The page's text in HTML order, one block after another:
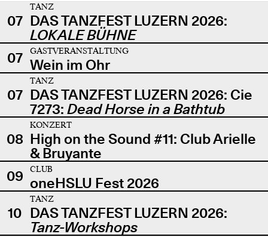
07
TANZ
DAS TANZFEST LUZERN 2026:
LOKALE BÜHNE
07
GASTVERANSTALTUNG
Wein im Ohr
07
TANZ
DAS TANZFEST LUZERN 2026: Cie
7273: Dead Horse in a Bathtub
08
KONZERT
High on the Sound #11: Club Arielle
& Bruyante
09
CLUB
oneHSLU Fest 2026
10
TANZ
DAS TANZFEST LUZERN 2026:
Tanz-Workshops